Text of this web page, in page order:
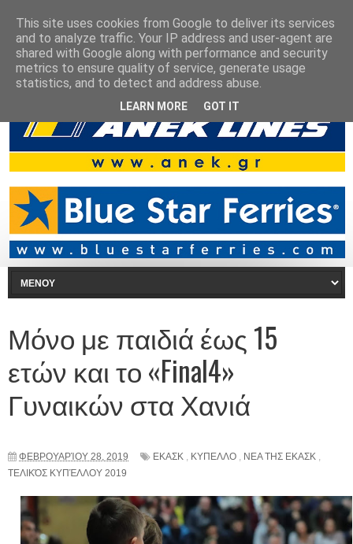
Μόνο με παιδιά έως 15
ετών και το «Final4»
Γυναικών στα Χανιά
ΦΕΒΡΟΥΑΡΊΟΥ 28, 2019 ΕΚΑΣΚ , ΚΥΠΕΛΛΟ , ΝΕΑ ΤΗΣ ΕΚΑΣΚ ,
ΤΕΛΙΚΌΣ ΚΥΠΈΛΛΟΥ 2019
This site uses cookies from Google to deliver its services
and to analyze traffic. Your IP address and user-agent are
shared with Google along with performance and security
metrics to ensure quality of service, generate usage
statistics, and to detect and address abuse.
LEARN MORE GOT IT